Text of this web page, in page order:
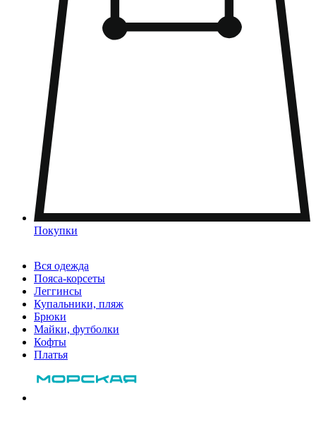
Покупки
Вся одежда
Пояса-корсеты
Леггинсы
Купальники, пляж
Брюки
Майки, футболки
Кофты
Платья